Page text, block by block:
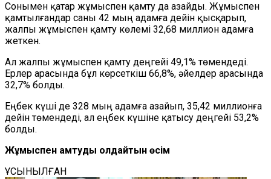
Сонымен қатар жұмыспен қамту да азайды. Жұмыспен
қамтылғандар саны 42 мың адамға дейін қысқарып,
жалпы жұмыспен қамту көлемі 32,68 миллион адамға
жеткен.
Ал жалпы жұмыспен қамту деңгейі 49,1% төмендеді.
Ерлер арасында бұл көрсеткіш 66,8%, әйелдер арасында
32,7% болды.
Еңбек күші де 328 мың адамға азайып, 35,42 миллионға
дейін төмендеді, ал еңбек күшіне қатысу деңгейі 53,2%
болды.
Жұмыспен қамтуды қолдайтын өсім
ҰСЫНЫЛҒАН